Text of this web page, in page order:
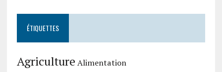
ÉTIQUETTES
Agriculture Alimentation